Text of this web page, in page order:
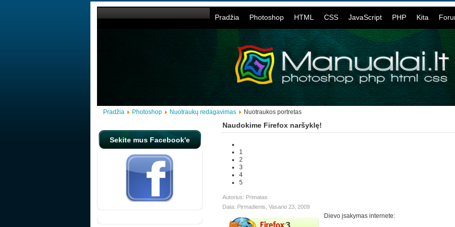
Pradžia Photoshop HTML CSS JavaScript PHP Kita
Pradžia Photoshop Nuotraukų redagavimas Nuotraukos portretas
Sekite mus Facebook'e
Naudokime Firefox naršyklę!
1
2
3
4
5
Autorius: Primatas
Data: Pirmadienis, Vasario 23, 2009
Dievo įsakymas internete: